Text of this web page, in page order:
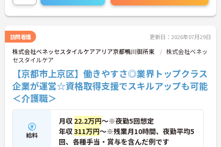
ったサービスの提供を目指し、職員の専門性を高め
るような人材育成にも注力されています。
詳細をお話ししますのでお気軽にご相談ください！
訪問看護 更新日：2026年07月29日
株式会社ベネッセスタイルケアアリア京都鴨川御所東
株式会社ベネッ
セスタイルケア
【京都市上京区】働きやすさ◎業界トップクラス
企業が運営☆資格取得支援でスキルアップも可能
＜介護職＞
給料
月収 22.2万円～※夜勤5回想定
年収311万円～※残業月10時間、夜勤平均5
回、各種手当・賞与を含んだ例です